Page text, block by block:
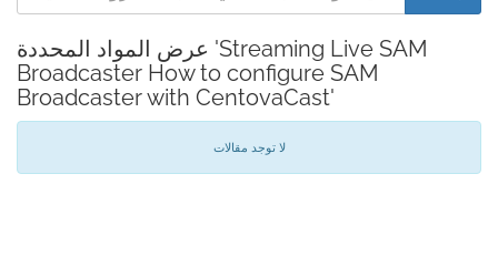
عرض المواد المحددة 'Streaming Live SAM
Broadcaster How to configure SAM
Broadcaster with CentovaCast'
لا توجد مقالات